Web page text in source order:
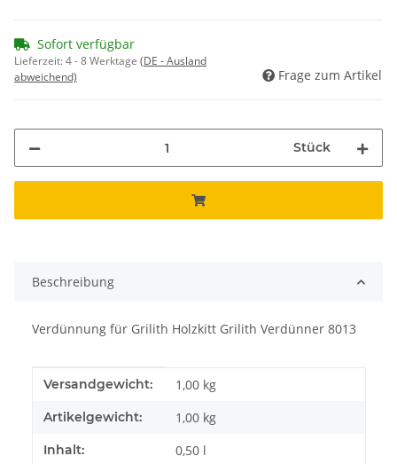
Sofort verfügbar
Lieferzeit:4 - 8 Werktage (DE - Ausland
abweichend)
Frage zum Artikel
Stück
Beschreibung
Verdünnung für Grilith Holzkitt Grilith Verdünner 8013
Produkteigenschaft
Wert
Versandgewicht: 1,00 kg
Artikelgewicht: 1,00 kg
Inhalt: 0,50 l